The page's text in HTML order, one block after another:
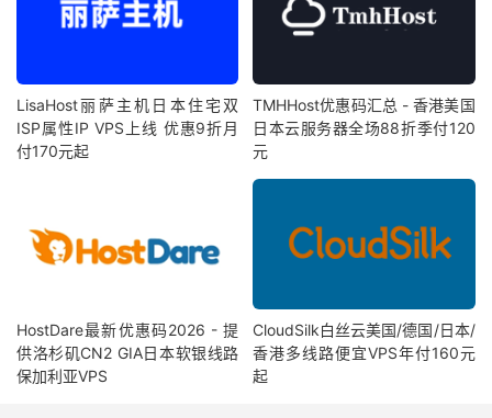
LisaHost丽萨主机日本住宅双
ISP属性IP VPS上线 优惠9折月
付170元起
TMHHost优惠码汇总 - 香港美国
日本云服务器全场88折季付120
元
HostDare最新优惠码2026 - 提
供洛杉矶CN2 GIA日本软银线路
保加利亚VPS
CloudSilk白丝云美国/德国/日本/
香港多线路便宜VPS年付160元
起